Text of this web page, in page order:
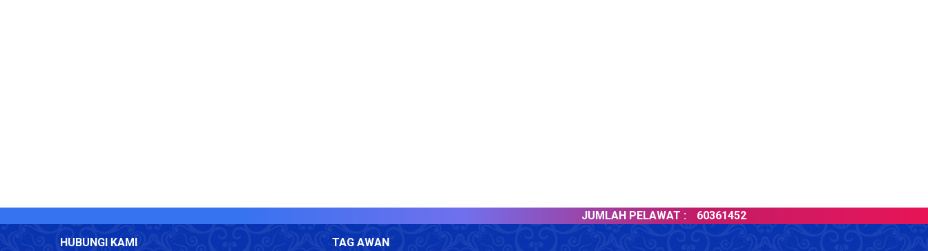
JUMLAH PELAWAT : 60361452
HUBUNGI KAMI TAG AWAN